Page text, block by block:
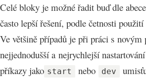
Celé bloky je možné řadit buď dle
často lepší řešení, podle četnosti
Ve většině případů je při práci s
nejjednodušší a nejrychlejší
příkazy jako start nebo dev